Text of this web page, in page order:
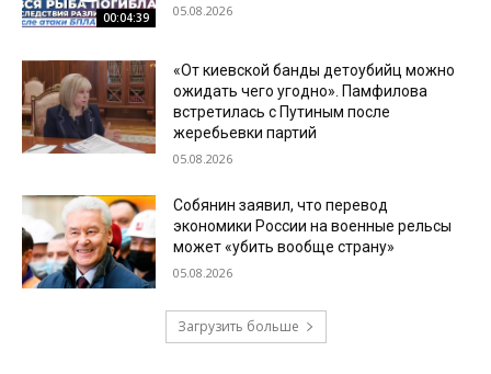
00:04:39 05.08.2026
«От киевской банды детоубийц можно
ожидать чего угодно». Памфилова
встретилась с Путиным после
жеребьевки партий
05.08.2026
Собянин заявил, что перевод
экономики России на военные рельсы
может «убить вообще страну»
05.08.2026
Загрузить больше